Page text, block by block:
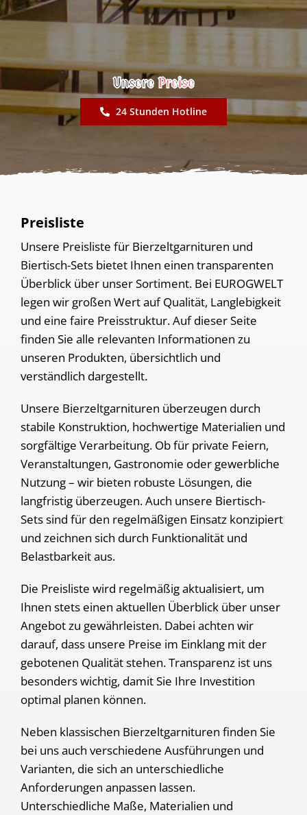
Kontakt
UnserePreise
24 Stunden Hotline
Preisliste
Unsere Preisliste für Bierzeltgarnituren und
Biertisch-Sets bietet Ihnen einen transparenten
Überblick über unser Sortiment. Bei EUROGWELT
legen wir großen Wert auf Qualität, Langlebigkeit
und eine faire Preisstruktur. Auf dieser Seite
finden Sie alle relevanten Informationen zu
unseren Produkten, übersichtlich und
verständlich dargestellt.
Unsere Bierzeltgarnituren überzeugen durch
stabile Konstruktion, hochwertige Materialien und
sorgfältige Verarbeitung. Ob für private Feiern,
Veranstaltungen, Gastronomie oder gewerbliche
Nutzung – wir bieten robuste Lösungen, die
langfristig überzeugen. Auch unsere Biertisch-
Sets sind für den regelmäßigen Einsatz konzipiert
und zeichnen sich durch Funktionalität und
Belastbarkeit aus.
Die Preisliste wird regelmäßig aktualisiert, um
Ihnen stets einen aktuellen Überblick über unser
Angebot zu gewährleisten. Dabei achten wir
darauf, dass unsere Preise im Einklang mit der
gebotenen Qualität stehen. Transparenz ist uns
besonders wichtig, damit Sie Ihre Investition
optimal planen können.
Neben klassischen Bierzeltgarnituren finden Sie
bei uns auch verschiedene Ausführungen und
Varianten, die sich an unterschiedliche
Anforderungen anpassen lassen.
Unterschiedliche Maße, Materialien und